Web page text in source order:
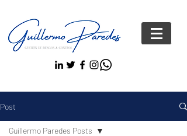
Post
Guillermo Paredes Posts